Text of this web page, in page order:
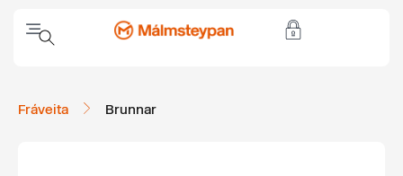
Fráveita Brunnar